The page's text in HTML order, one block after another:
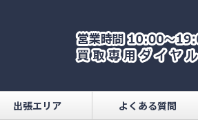
出張エリア よくある質問